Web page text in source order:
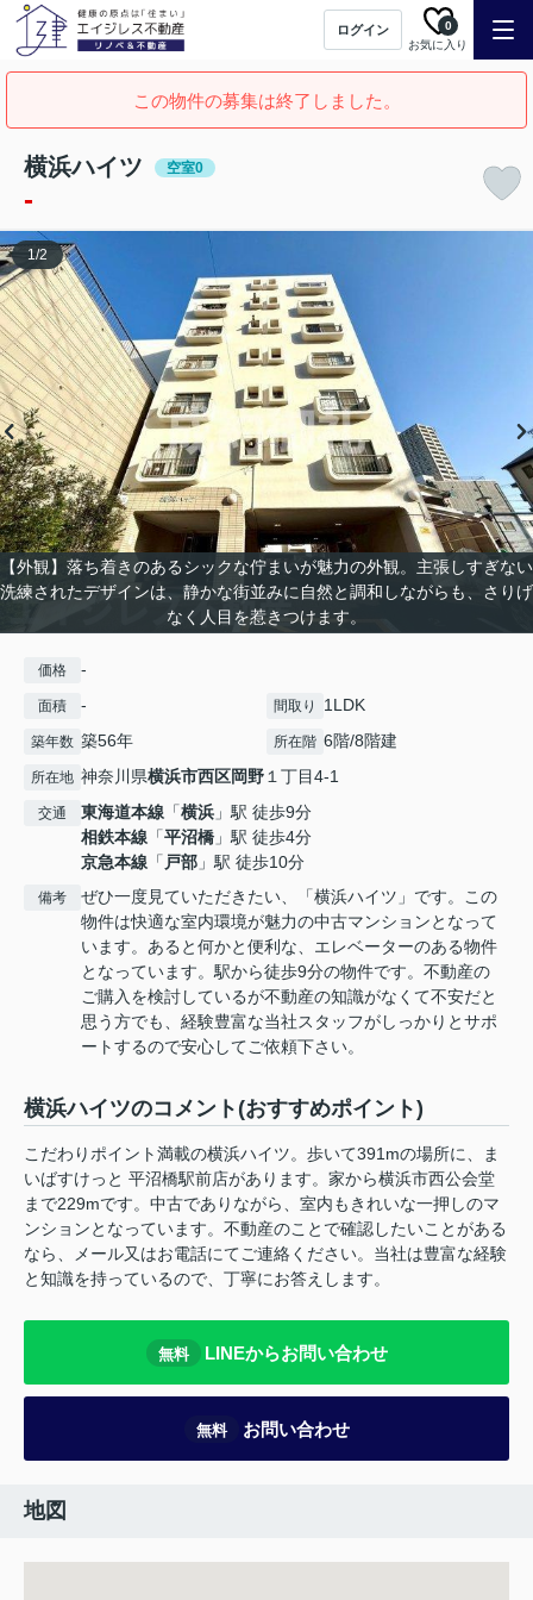
ログイン
お気に入り
0
この物件の募集は終了しました。
横浜ハイツ 空室0
-
【外観】落ち着きのあるシックな佇まいが魅力の外観。主張しすぎない
洗練されたデザインは、静かな街並みに自然と調和しながらも、さりげ
なく人目を惹きつけます。
1/2
価格 -
面積 - 間取り 1LDK
築年数 築56年 所在階 6階/8階建
所在地 神奈川県横浜市西区岡野１丁目4-1
交通 東海道本線 「横浜 」駅 徒歩9分
相鉄本線 「平沼橋 」駅 徒歩4分
京急本線 「 戸部 」駅 徒歩10分
備考
ぜひ一度見ていただきたい、「横浜ハイツ」です。この
物件は快適な室内環境が魅力の中古マンションとなって
います。あると何かと便利な、エレベーターのある物件
となっています。駅から徒歩9分の物件です。不動産の
ご購入を検討しているが不動産の知識がなくて不安だと
思う方でも、経験豊富な当社スタッフがしっかりとサポ
ートするので安心してご依頼下さい。
横浜ハイツのコメント(おすすめポイント)
こだわりポイント満載の横浜ハイツ。歩いて391mの場所に、ま
いばすけっと 平沼橋駅前店があります。家から横浜市西公会堂
まで229mです。中古でありながら、室内もきれいな一押しのマ
ンションとなっています。不動産のことで確認したいことがある
なら、メール又はお電話にてご連絡ください。当社は豊富な経験
と知識を持っているので、丁寧にお答えします。
無料 LINEからお問い合わせ
無料 お問い合わせ
地図